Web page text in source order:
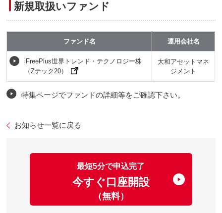
新規取扱いファンド
ファンド名 運用会社名
iFreePlus世界トレンド・テクノロジー株
（Zテック20）
大和アセットマネ
ジメント
特集ページでファンドの詳細等をご確認下さい。
お知らせ一覧に戻る
最短5分で申込完了
今すぐ口座開設
（無料）